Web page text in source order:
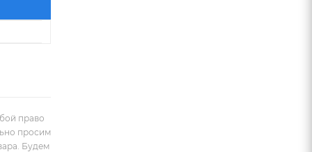
право
просим
Будем